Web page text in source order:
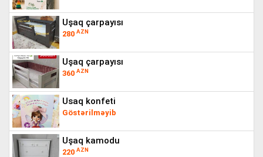
uşaq çarpayısı
280 AZN
uşaq çarpayısı
360 AZN
usaq konfeti
Göstərilməyib
uşaq kamodu
220 AZN